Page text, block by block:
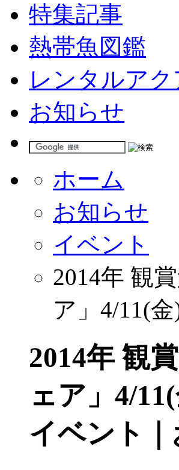
特集記事
熱帯魚図鑑
レンタルア
お知らせ
ホーム
お知らせ
イベント
2014年 観
ア」4/11(
2014年 観
ェア」4/
イベント